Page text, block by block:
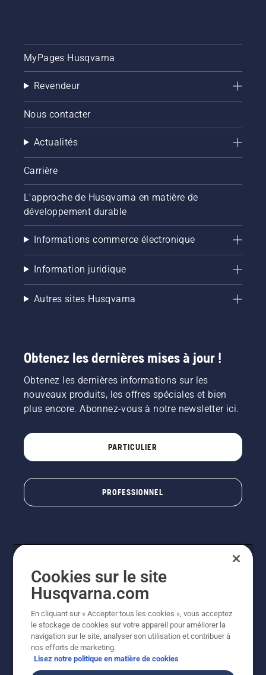
MyPages Husqvarna
Revendeur
Nous contacter
Actualités
Carrière
L'approche de Husqvarna en matière de
développement durable
Informations commerce électronique
Information juridique
Autres sites Husqvarna
Obtenez les dernières mises à jour !
Obtenez les dernières informations sur les
nouveaux produits, les offres spéciales et bien
plus encore. Abonnez-vous à notre newsletter ici.
PARTICULIER
PROFESSIONNEL
© Husqvarna AB (publ). Tous droits réservés. Les prix
indiqués sont à titre indicatif de Husqvarna Schweiz AG
aux revendeurs participants, prix en CHF, TVA 8,1 % et
TAR incluses. Sous réserve de modification. Tous les
prix indiqués sont des prix de vente recommandés (TVA
Cookies sur le site
Husqvarna.com
En cliquant sur « Accepter tous les cookies », vous acceptez
le stockage de cookies sur votre appareil pour améliorer la
navigation sur le site, analyser son utilisation et contribuer à
nos efforts de marketing.
Lisez notre politique en matière de cookies